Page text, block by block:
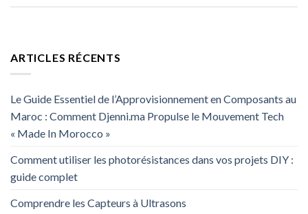
ARTICLES RÉCENTS
Le Guide Essentiel de l’Approvisionnement en Composants au
Maroc : Comment Djenni.ma Propulse le Mouvement Tech
« Made In Morocco »
Comment utiliser les photorésistances dans vos projets DIY :
guide complet
Comprendre les Capteurs à Ultrasons